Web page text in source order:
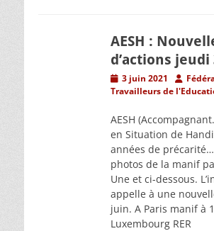
AESH :
d’actions
Posted
on
3 juin 2021 Author
Travailleurs de
AESH
en Situation de
années de
photos de la manif
Une et ci-dessous.
appelle à une
juin. A Paris manif à
Luxembourg RER